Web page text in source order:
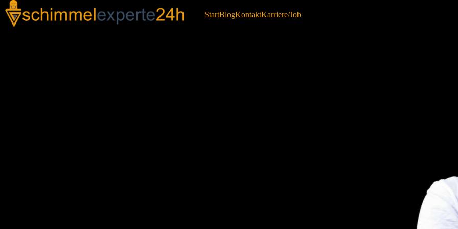
StartBlogKontaktKarriere/Job